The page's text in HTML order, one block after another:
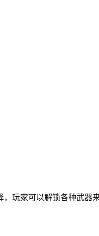
玩家可以解锁各种武器